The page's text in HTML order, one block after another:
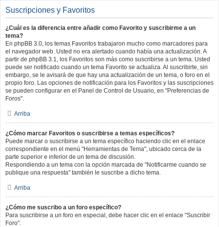
Suscripciones y Favoritos
¿Cuál es la diferencia entre añadir como Favorito y suscribirme a un
tema?
En phpBB 3.0, los temas Favoritos trabajaron mucho como marcadores para
el navegador web. Usted no era alertado cuando había una actualización. A
partir de phpBB 3.1, los Favoritos son más como suscribirse a un tema. Usted
puede ser notificado cuando un tema Favorito se actualiza. Al suscribirte, sin
embargo, se le avisará de que hay una actualización de un tema, o foro en el
propio foro. Las opciones de notificación para los Favoritos y las suscripciones
se pueden configurar en el Panel de Control de Usuario, en "Preferencias de
Foros".
Arriba
¿Cómo marcar Favoritos o suscribirse a temas específicos?
Puede marcar o suscribirse a un tema específico haciendo clic en el enlace
correspondiente en el menú "Herramientas de Tema", ubicado cerca de la
parte superior e inferior de un tema de discusión.
Respondiendo a un tema con la opción marcada de "Notificarme cuando se
publique una respuesta" también le suscribe a dicho tema.
Arriba
¿Cómo me suscribo a un foro específico?
Para suscribirse a un foro en especial, debe hacer clic en el enlace "Suscribir
Foro".